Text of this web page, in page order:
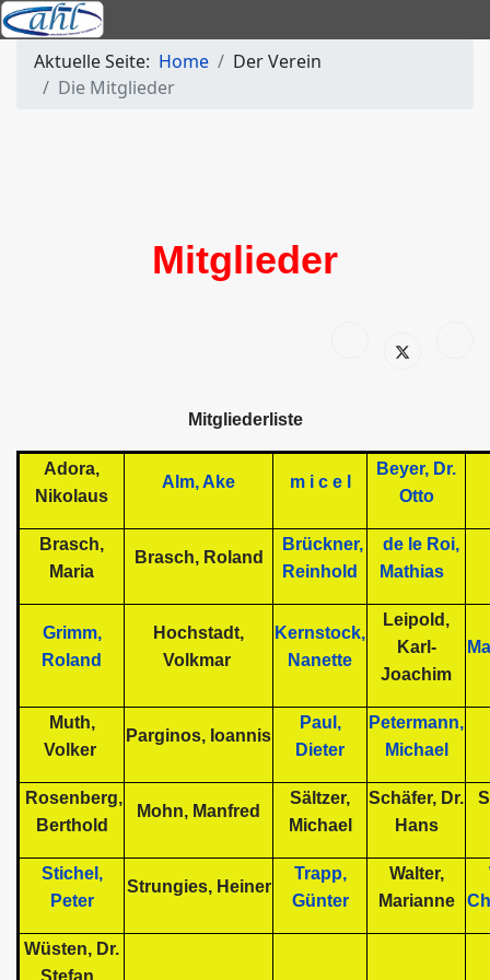
Aktuelle Seite: Home
Der Verein
Die Mitglieder
Mitglieder
Mitgliederliste
Adora,
Nikolaus
Alm, Ake m i c e l
Beyer, Dr.
Otto
Brasch,
Maria
Brasch, Roland
Brückner,
Reinhold
de le Roi,
Mathias
Grimm,
Roland
Hochstadt,
Volkmar
Kernstock,
Nanette
Leipold,
Karl-
Joachim
Muth,
Volker
Parginos, Ioannis
Paul,
Dieter
Petermann,
Michael
Rosenberg,
Berthold
Mohn, Manfred
Sältzer,
Michael
Schäfer, Dr.
Hans
Stichel,
Peter
Strungies, Heiner
Trapp,
Günter
Walter,
Marianne
Wüsten, Dr.
Stefan